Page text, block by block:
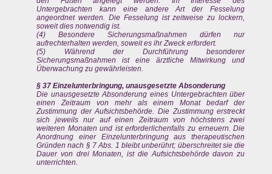
Untergebrachten kann eine andere Art der Fesselung
angeordnet werden. Die Fesselung ist zeitweise zu lockern,
soweit dies notwendig ist.
(4) Besondere Sicherungsmaßnahmen dürfen nur
aufrechterhalten werden, soweit es ihr Zweck erfordert.
(5) Während der Durchführung besonderer
Sicherungsmaßnahmen ist eine ärztliche Mitwirkung und
Überwachung zu gewährleisten.
§ 37 Einzelunterbringung, unausgesetzte Absonderung
Die unausgesetzte Absonderung eines Untergebrachten über
einen Zeitraum von mehr als einem Monat bedarf der
Zustimmung der Aufsichtsbehörde. Die Zustimmung erstreckt
sich jeweils nur auf einen Zeitraum von höchstens zwei
weiteren Monaten und ist erforderlichenfalls zu erneuern. Die
Anordnung einer Einzelunterbringung aus therapeutischen
Gründen nach § 7 Abs. 1 bleibt unberührt; überschreitet sie die
Dauer von drei Monaten, ist die Aufsichtsbehörde davon zu
unterrichten.